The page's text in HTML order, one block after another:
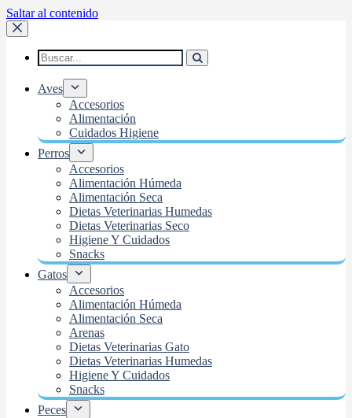
Saltar al contenido
Aves
Accesorios
Alimentación
Cuidados Higiene
Perros
Accesorios
Alimentación Húmeda
Alimentación Seca
Dietas Veterinarias Humedas
Dietas Veterinarias Seco
Higiene Y Cuidados
Snacks
Gatos
Accesorios
Alimentación Húmeda
Alimentación Seca
Arenas
Dietas Veterinarias Gato
Dietas Veterinarias Humedas
Higiene Y Cuidados
Snacks
Peces